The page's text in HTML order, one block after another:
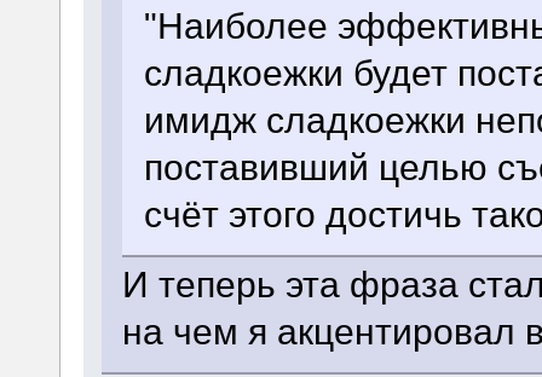
"Наиболее
сладкоежки будет
имидж сладкоежки
поставивший целью
счёт этого достичь
И теперь эта фраза
на чем я акцентировал